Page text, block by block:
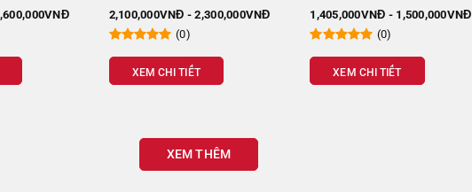
800 x 1500
1600 x 1500
2,100,000VNĐ - 2,300,000VNĐ
(0)
XEM CHI TIẾT
1,405,000VNĐ - 1,500,000VNĐ
(0)
XEM CHI TIẾT
XEM THÊM